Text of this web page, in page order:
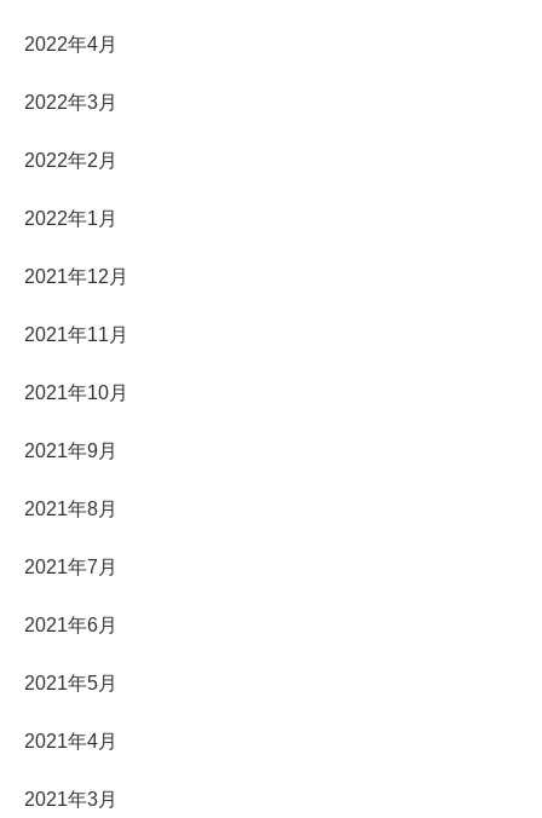
2022年4月
2022年3月
2022年2月
2022年1月
2021年12月
2021年11月
2021年10月
2021年9月
2021年8月
2021年7月
2021年6月
2021年5月
2021年4月
2021年3月